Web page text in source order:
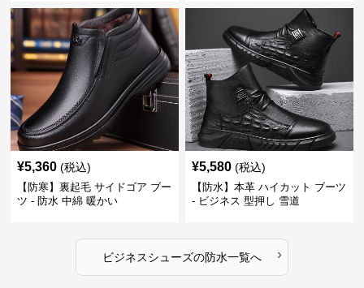
¥5,360 (税込)
【防寒】裏起毛 サイドゴア ブー
ツ - 防水 中綿 暖かい
¥5,580 (税込)
【防水】本革 ハイカット ブーツ
- ビジネス 型押し 雪道
ビジネスシューズの防水一覧へ ›